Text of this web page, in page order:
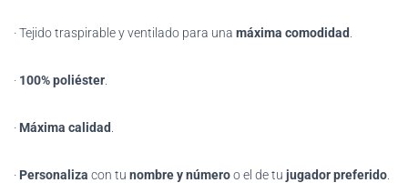
· Tejido traspirable y ventilado para una máxima comodidad
· 100% poliéster
· Máxima calidad
· Personaliza con tu nombre y númeroo el de tu jugador preferido